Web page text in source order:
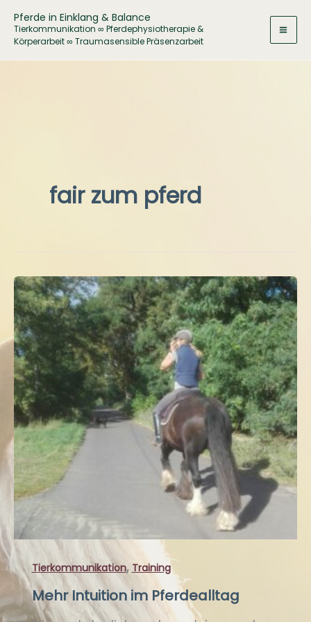
Zum
Inhalt
springen
Pferde in Einklang & Balance
Tierkommunikation ∞ Pferdephysiotherapie &
Körperarbeit ∞ Traumasensible Präsenzarbeit
fair zum pferd
Tierkommunikation, Training
Mehr Intuition im Pferdealltag